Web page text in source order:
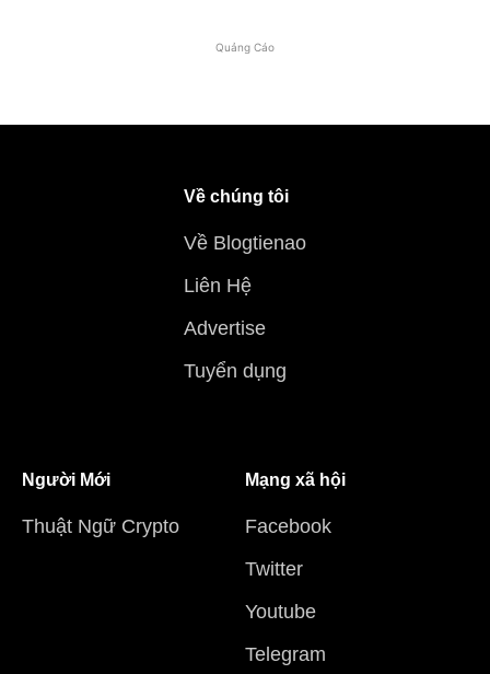
Quảng Cáo
Về chúng tôi
Về Blogtienao
Liên Hệ
Advertise
Tuyển dụng
Người Mới
Thuật Ngữ Crypto
Mạng xã hội
Facebook
Twitter
Youtube
Telegram